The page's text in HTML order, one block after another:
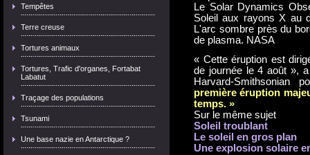
Tempêtes
Terre creuse
Tortures animaux
Tortures, Trafic d'organes, Fortabat
Labatut
Traçage des populations
Tsunami
Une base nazie en Antarctique ?
Le Solar Dynamics
Soleil aux rayons X au
L'arc sombre près du
de plasma. NASA
« Cette éruption est
de journée le 4 août »,
Harvard-Smithsonian
première éruption
temps. »
Sur le même sujet
Soleil troublant
Le soleil en gros plan
Une explosion solaire